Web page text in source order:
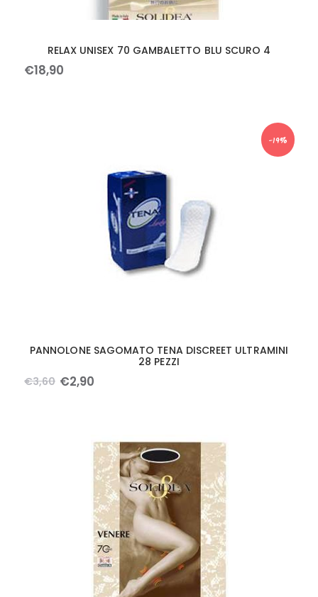
RELAX UNISEX 70 GAMBALETTO BLU SCURO 4
€18,90
-19%
PANNOLONE SAGOMATO TENA DISCREET ULTRAMINI
28 PEZZI
€3,60 €2,90